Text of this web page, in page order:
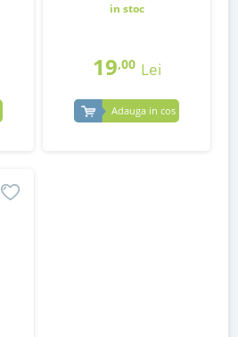
in stoc
19,00 Lei
Adauga in cos